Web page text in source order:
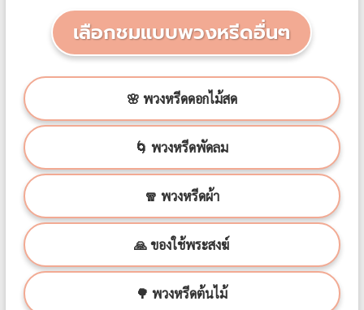
เลือกชมแบบพวงหรีดอื่นๆ
🌸 พวงหรีดดอกไม้สด
🌀 พวงหรีดพัดลม
🧣 พวงหรีดผ้า
🙏 ของใช้พระสงฆ์
🌳 พวงหรีดต้นไม้